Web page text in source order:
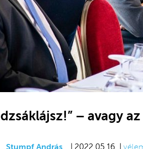
– avagy
Stumpf András | 2022.05.16. |